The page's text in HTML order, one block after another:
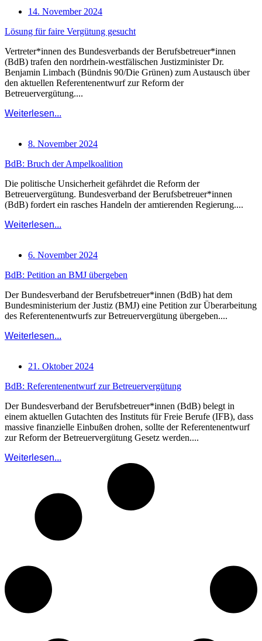
14. November 2024
Lösung für faire Vergütung gesucht
Vertreter*innen des Bundesverbands der Berufsbetreuer*innen
(BdB) trafen den nordrhein-westfälischen Justizminister Dr.
Benjamin Limbach (Bündnis 90/Die Grünen) zum Austausch über
den aktuellen Referentenentwurf zur Reform der
Betreuervergütung....
Weiterlesen...
8. November 2024
BdB: Bruch der Ampelkoalition
Die politische Unsicherheit gefährdet die Reform der
Betreuervergütung. Bundesverband der Berufsbetreuer*innen
(BdB) fordert ein rasches Handeln der amtierenden Regierung....
Weiterlesen...
6. November 2024
BdB: Petition an BMJ übergeben
Der Bundesverband der Berufsbetreuer*innen (BdB) hat dem
Bundesministerium der Justiz (BMJ) eine Petition zur Überarbeitung
des Referentenentwurfs zur Betreuervergütung übergeben....
Weiterlesen...
21. Oktober 2024
BdB: Referentenentwurf zur Betreuervergütung
Der Bundesverband der Berufsbetreuer*innen (BdB) belegt in
einem aktuellen Gutachten des Instituts für Freie Berufe (IFB), dass
massive finanzielle Einbußen drohen, sollte der Referentenentwurf
zur Reform der Betreuervergütung Gesetz werden....
Weiterlesen...